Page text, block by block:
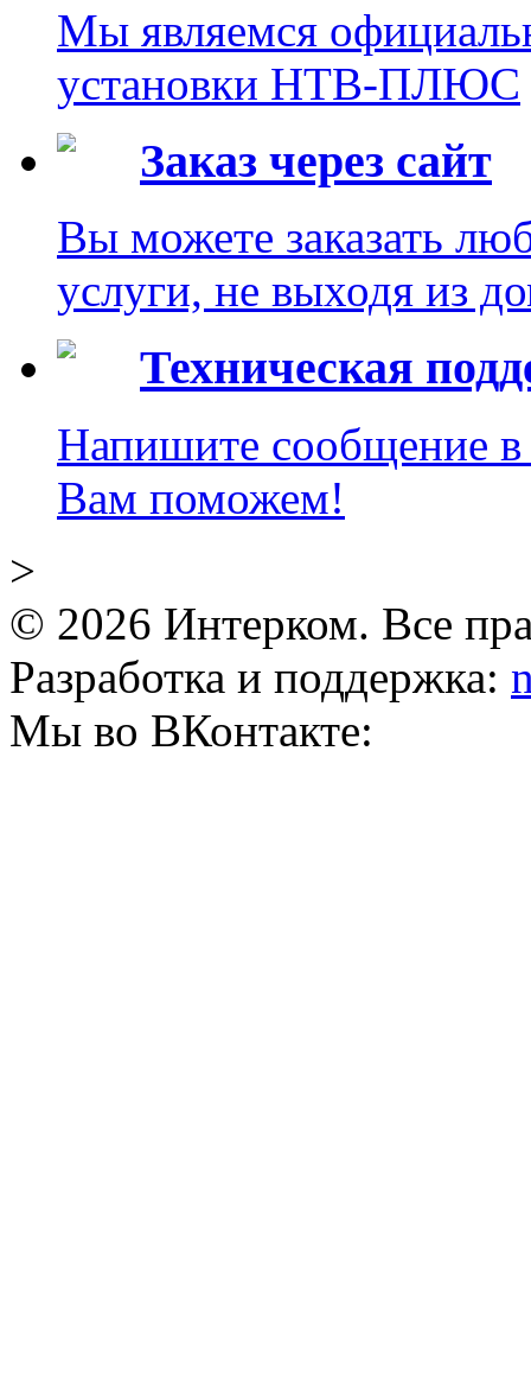
Мы являемся
установки НТВ-ПЛЮС
Заказ через сайт
Вы можете заказать
услуги, не выходя из
Техническая
Напишите сообщение
Вам поможем!
>
© 2026 Интерком. Все
Разработка и поддержка:
Мы во ВКонтакте: